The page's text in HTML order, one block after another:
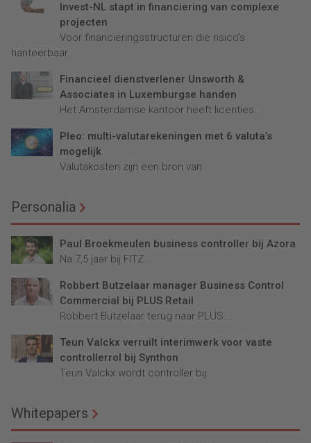
Invest-NL stapt in financiering van complexe
projecten
Voor financieringsstructuren die risico’s
hanteerbaar...
Financieel dienstverlener Unsworth &
Associates in Luxemburgse handen
Het Amsterdamse kantoor heeft licenties...
Pleo: multi-valutarekeningen met 6 valuta’s
mogelijk
Valutakosten zijn een bron van...
Personalia
Paul Broekmeulen business controller bij Azora
Na 7,5 jaar bij FITZ...
Robbert Butzelaar manager Business Control
Commercial bij PLUS Retail
Robbert Butzelaar terug naar PLUS...
Teun Valckx verruilt interimwerk voor vaste
controllerrol bij Synthon
Teun Valckx wordt controller bij...
Whitepapers